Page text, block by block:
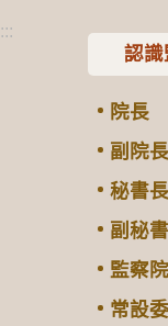
:::
認識
院長
副院長
秘書長
副秘
監察
常設